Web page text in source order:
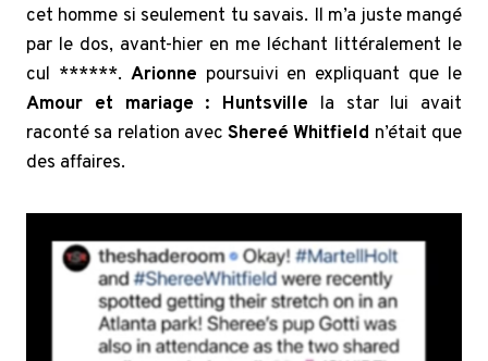
cet homme si seulement tu savais. Il m’a juste mangé
par le dos, avant-hier en me léchant littéralement le
cul ******. Arionne poursuivi en expliquant que le
Amour et mariage : Huntsville la star lui avait
raconté sa relation avecShereé Whitfield n’était que
des affaires.